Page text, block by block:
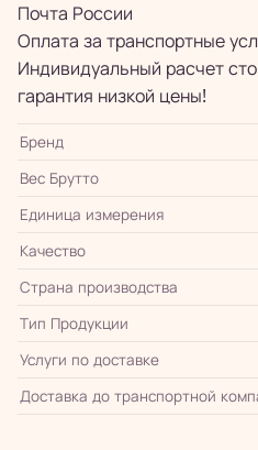
Почта России
Оплата за транспортные
Индивидуальный расчет
гарантия низкой цены!
Бренд
Вес Брутто
Единица измерения
Качество
Страна производства
Тип Продукции
Услуги по доставке
Доставка до транспортной